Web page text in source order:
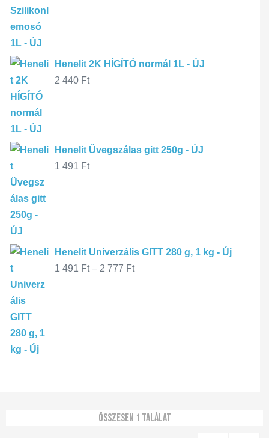
Henelit 2K HÍGÍTÓ normál 1L - ÚJ
2 440 Ft
Henelit Üvegszálas gitt 250g - ÚJ
1 491 Ft
Henelit Univerzális GITT 280 g, 1 kg - Új
1 491 Ft – 2 777 Ft
Összesen 1 találat